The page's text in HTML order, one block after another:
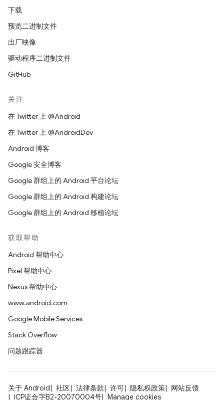
下载
预览二进制文件
出厂映像
驱动程序二进制文件
GitHub
关注
在 Twitter 上 @Android
在 Twitter 上 @AndroidDev
Android 博客
Google 安全博客
Google 群组上的 Android 平台论坛
Google 群组上的 Android 构建论坛
Google 群组上的 Android 移植论坛
获取帮助
Android 帮助中心
Pixel 帮助中心
Nexus 帮助中心
www.android.com
Google Mobile Services
Stack Overflow
问题跟踪器
关于 Android 社区 法律条款 许可 隐私权政策
网站反馈
ICP证合字B2-20070004号
Manage cookies